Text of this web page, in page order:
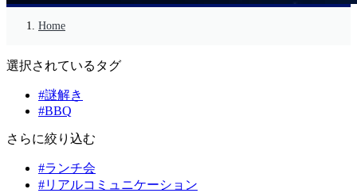
Home
選択されているタグ
#謎解き
#BBQ
さらに絞り込む
#ランチ会
#リアルコミュニケーション